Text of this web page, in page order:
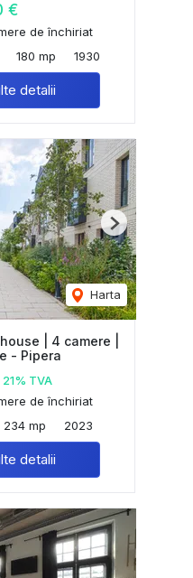
€
de închiriat
180 mp 1930
detalii
Harta
Next
| 4 camere |
- Pipera
21% TVA
de închiriat
234 mp 2023
detalii